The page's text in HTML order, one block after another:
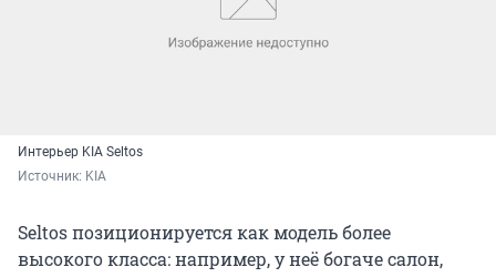
Интерьер KIA Seltos
Источник: KIA
Seltos позиционируется как модель более
высокого класса: например, у неё богаче салон,